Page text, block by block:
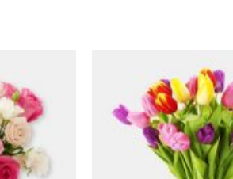
Add to
Wishlist